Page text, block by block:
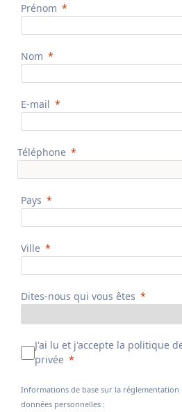
Prénom
Nom
E-mail
Téléphone
Pays
Ville
Dites-nous qui vous êtes
J'ai lu et j'accepte la politique
privée
Informations de base sur la
données personnelles :